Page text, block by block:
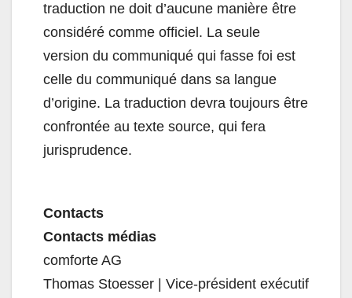
traduction ne doit d’aucune manière être
considéré comme officiel. La seule
version du communiqué qui fasse foi est
celle du communiqué dans sa langue
d’origine. La traduction devra toujours être
confrontée au texte source, qui fera
jurisprudence.
Contacts
Contacts médias
comforte AG
Thomas Stoesser | Vice-président exécutif